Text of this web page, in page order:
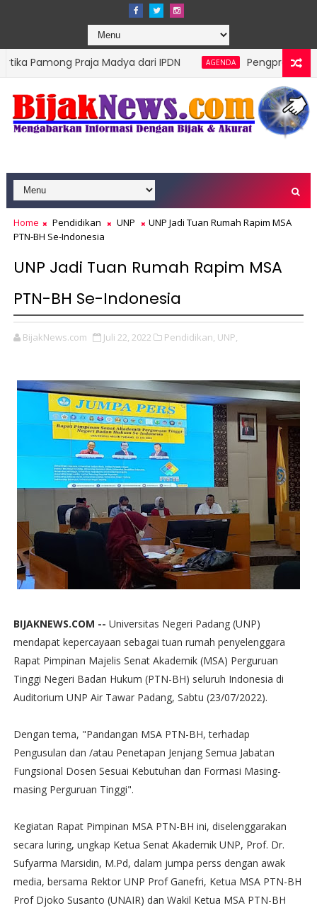
Praja Madya dari IPDN AGENDA Pengprov Squash
Home Pendidikan UNP
UNP Jadi Tuan Rumah Rapim MSA
PTN-BH Se-Indonesia
UNP Jadi Tuan Rumah Rapim MSA
PTN-BH Se-Indonesia
BijakNews.com Juli 22, 2022 Pendidikan, UNP,
BIJAKNEWS.COM -- Universitas Negeri Padang (UNP)
mendapat kepercayaan sebagai tuan rumah penyelenggara
Rapat Pimpinan Majelis Senat Akademik (MSA) Perguruan
Tinggi Negeri Badan Hukum (PTN-BH) seluruh Indonesia di
Auditorium UNP Air Tawar Padang, Sabtu (23/07/2022).
Dengan tema, "Pandangan MSA PTN-BH, terhadap
Pengusulan dan /atau Penetapan Jenjang Semua Jabatan
Fungsional Dosen Sesuai Kebutuhan dan Formasi Masing-
masing Perguruan Tinggi".
Kegiatan Rapat Pimpinan MSA PTN-BH ini, diselenggarakan
secara luring, ungkap Ketua Senat Akademik UNP, Prof. Dr.
Sufyarma Marsidin, M.Pd, dalam jumpa perss dengan awak
media, bersama Rektor UNP Prof Ganefri, Ketua MSA PTN-BH
Prof Djoko Susanto (UNAIR) dan Wakil Ketua MSA PTN-BH